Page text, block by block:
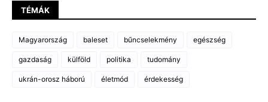
TÉMÁK
Magyarország baleset bűncselekmény egészség
gazdaság külföld politika tudomány
ukrán-orosz háború életmód érdekesség